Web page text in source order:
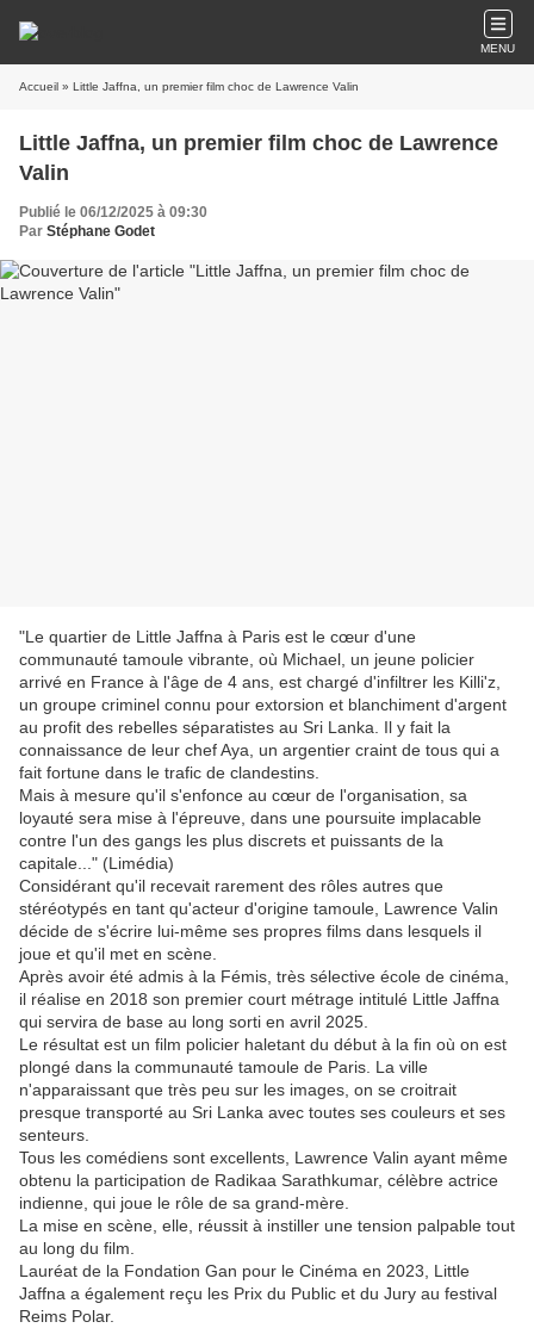
MENU
Accueil » Little Jaffna, un premier film choc de Lawrence Valin
Little Jaffna, un premier film choc de Lawrence
Valin
Publié le 06/12/2025 à 09:30
Par Stéphane Godet
"Le quartier de Little Jaffna à Paris est le cœur d'une
communauté tamoule vibrante, où Michael, un jeune policier
arrivé en France à l'âge de 4 ans, est chargé d'infiltrer les Killi'z,
un groupe criminel connu pour extorsion et blanchiment d'argent
au profit des rebelles séparatistes au Sri Lanka. Il y fait la
connaissance de leur chef Aya, un argentier craint de tous qui a
fait fortune dans le trafic de clandestins.
Mais à mesure qu'il s'enfonce au cœur de l'organisation, sa
loyauté sera mise à l'épreuve, dans une poursuite implacable
contre l'un des gangs les plus discrets et puissants de la
capitale..." (Limédia)
Considérant qu'il recevait rarement des rôles autres que
stéréotypés en tant qu'acteur d'origine tamoule, Lawrence Valin
décide de s'écrire lui-même ses propres films dans lesquels il
joue et qu'il met en scène.
Après avoir été admis à la Fémis, très sélective école de cinéma,
il réalise en 2018 son premier court métrage intitulé Little Jaffna
qui servira de base au long sorti en avril 2025.
Le résultat est un film policier haletant du début à la fin où on est
plongé dans la communauté tamoule de Paris. La ville
n'apparaissant que très peu sur les images, on se croitrait
presque transporté au Sri Lanka avec toutes ses couleurs et ses
senteurs.
Tous les comédiens sont excellents, Lawrence Valin ayant même
obtenu la participation de Radikaa Sarathkumar, célèbre actrice
indienne, qui joue le rôle de sa grand-mère.
La mise en scène, elle, réussit à instiller une tension palpable tout
au long du film.
Lauréat de la Fondation Gan pour le Cinéma en 2023, Little
Jaffna a également reçu les Prix du Public et du Jury au festival
Reims Polar.